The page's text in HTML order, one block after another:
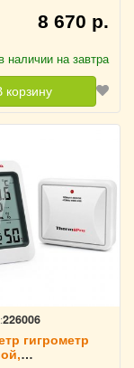
8 670 р.
наличии на завтра
корзину
226006
гигрометр